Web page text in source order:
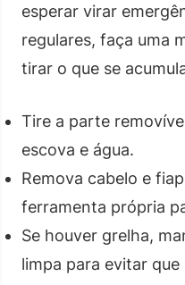
esperar virar
regulares, faça uma
tirar o que se
Tire a parte
escova e água.
Remova cabelo e
ferramenta própria
Se houver grelha,
limpa para evitar